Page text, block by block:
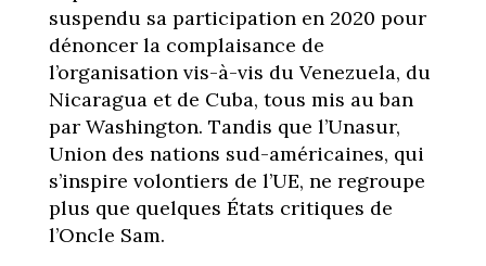
suspendu sa participation en 2020 pour
dénoncer la complaisance de
l’organisation vis-à-vis du Venezuela, du
Nicaragua et de Cuba, tous mis au ban
par Washington. Tandis que l’Unasur,
Union des nations sud-américaines, qui
s’inspire volontiers de l’UE, ne regroupe
plus que quelques États critiques de
l’Oncle Sam.